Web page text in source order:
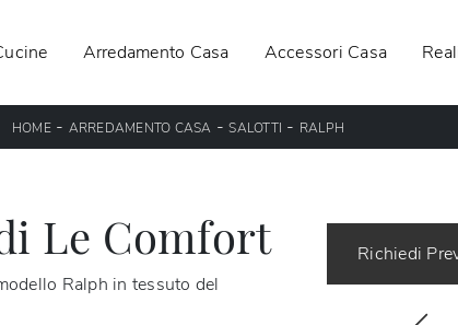
Arredamento Casa Accessori Casa
HOME- ARREDAMENTO CASA -SALOTTI - RALPH
Le Comfort
Ralph in tessuto del
Richiedi